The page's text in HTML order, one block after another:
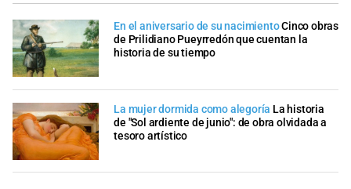
En el aniversario de su nacimientoCinco obras
de Prilidiano Pueyrredón que cuentan la
historia de su tiempo
La mujer dormida como alegoría La historia
de "Sol ardiente de junio": de obra olvidada a
tesoro artístico